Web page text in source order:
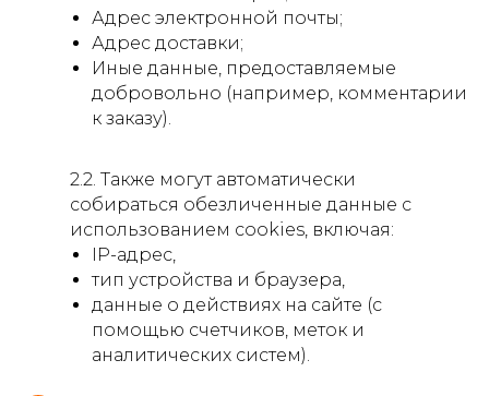
Адрес электронной почты;
Адрес доставки;
Иные данные, предоставляемые
добровольно (например, комментарии
к заказу).
2.2. Также могут автоматически
собираться обезличенные данные с
использованием cookies, включая:
IP-адрес,
тип устройства и браузера,
данные о действиях на сайте (с
помощью счетчиков, меток и
аналитических систем).